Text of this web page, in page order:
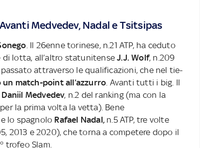
Medvedev, Nadal e Tsitsipas
. Il 26enne torinese, n.21 ATP, ha ceduto
di lotta, all’altro statunitenseJ.J. Wolf, n.209
attraverso le qualificazioni, che nel tie-
match-point all’azzurro. Avanti tutti i big. Il
Daniil Medvedev, n.2 del ranking (ma con la
la prima volta la vetta). Bene
e lo spagnolo Rafael Nadal, n.5 ATP, tre volte
2013 e 2020), che torna a competere dopo il
trofeo Slam.